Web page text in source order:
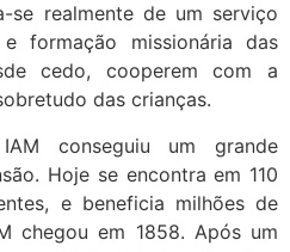
se realmente de um serviço
formação missionária das
cedo, cooperem com a
das crianças.
conseguiu um grande
Hoje se encontra em 110
e beneficia milhões de
chegou em 1858. Após um